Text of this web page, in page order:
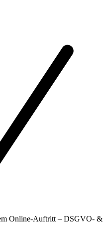
Online-Auftritt – DSGVO- &